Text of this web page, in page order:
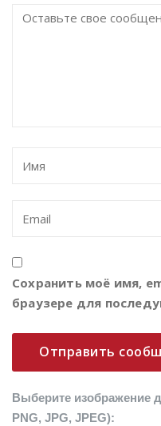
Сохранить моё имя,
браузере для
Выберите изображение
PNG, JPG, JPEG):